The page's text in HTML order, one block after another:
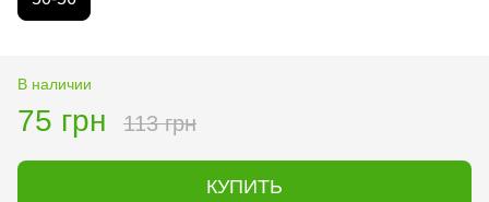
В наличии
75 грн 113 грн
КУПИТЬ